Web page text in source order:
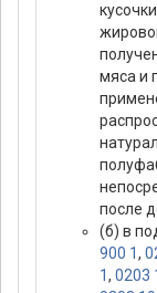
мяса и
после
(б) в
900 1,
1, 0203